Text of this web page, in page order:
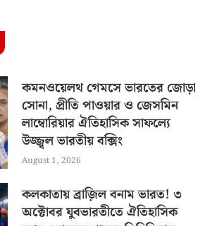
কমনওয়েলথ গেমসে ভারতের জোড়া
সোনা, প্রীতি পাওয়ার ও জেসমিন
লাম্বোরিয়ার ঐতিহাসিক সাফল্যে
উজ্জ্বল ভারতীয় বক্সিং
August 1, 2026
কলকাতায় ব্রাজ়িল বনাম ভারত! ৩
অক্টোবর যুবভারতীতে ঐতিহাসিক